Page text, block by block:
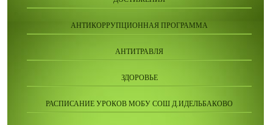
АНТИКОРРУПЦИОННАЯ ПРОГРАММА
АНТИТРАВЛЯ
ЗДОРОВЬЕ
РАСПИСАНИЕ УРОКОВ МОБУ СОШ Д.ИДЕЛЬБАКОВО